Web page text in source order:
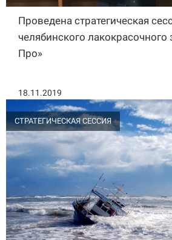
Проведена стратегическая
челябинского лакокрасочного
Про»
18.11.2019
СТРАТЕГИЧЕСКАЯ СЕССИЯ